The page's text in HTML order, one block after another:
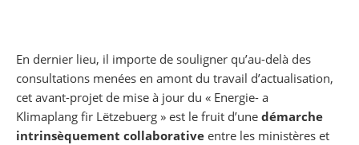
En dernier lieu, il importe de souligner qu’au-delà des
consultations menées en amont du travail d’actualisation,
cet avant-projet de mise à jour du « Energie- a
Klimaplang fir Lëtzebuerg » est le fruit d’une démarche
intrinsèquement collaborative entre les ministères et